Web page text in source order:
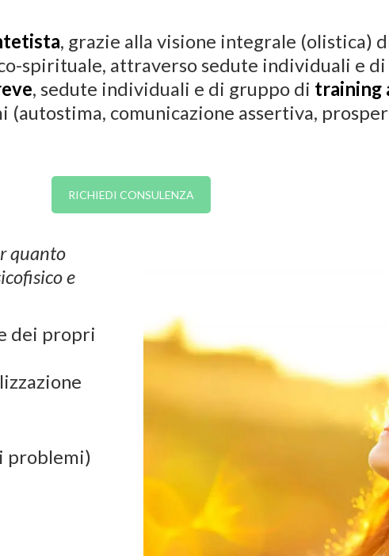
, grazie alla visione integrale (olistica)
spirituale, attraverso sedute individuali e di
, sedute individuali e di gruppo di training
(autostima, comunicazione assertiva,
RICHIEDI CONSULENZA
quanto
e
dei propri
problemi)